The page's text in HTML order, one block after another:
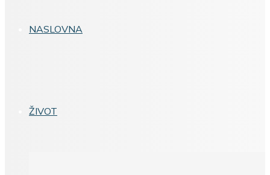
NASLOVNA
ŽIVOT